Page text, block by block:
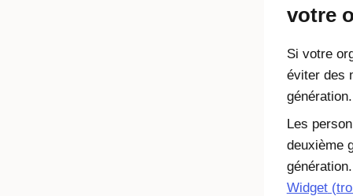
votre
Si votre
éviter des
génération.
Les
deuxième
Widget